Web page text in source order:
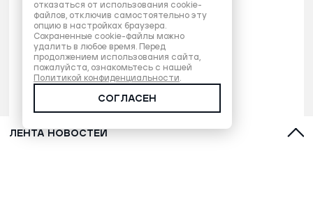
ЛЕНТА НОВОСТЕЙ
отказаться от использования cookie-
файлов, отключив самостоятельно эту
опцию в настройках браузера.
Сохраненные cookie-файлы можно
удалить в любое время. Перед
продолжением использования сайта,
пожалуйста, ознакомьтесь с нашей
Политикой конфиденциальности.
СОГЛАСЕН